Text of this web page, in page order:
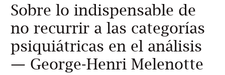
Sobre lo indispensable de
no recurrir a las categorías
psiquiátricas en el análisis
— George-Henri Melenotte